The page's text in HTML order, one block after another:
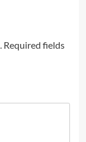
Required fields